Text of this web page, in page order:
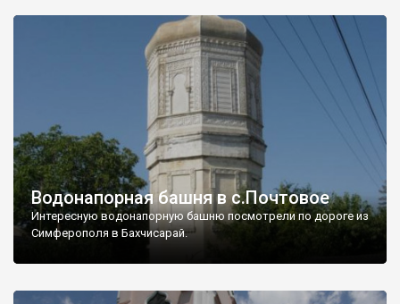
Водонапорная башня в с.Почтовое
Интересную водонапорную башню посмотрели по дороге из
Симферополя в Бахчисарай.